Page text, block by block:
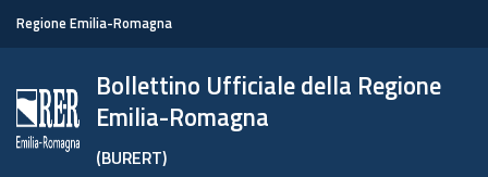
Regione Emilia-Romagna
Bollettino Ufficiale della Regione
Emilia-Romagna
(BURERT)